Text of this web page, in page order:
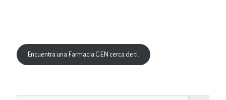
Encuentra una Farmacia GEN cerca de ti.